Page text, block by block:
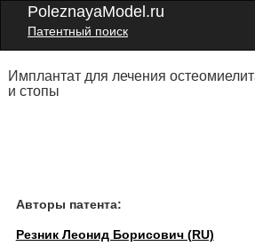
PoleznayaModel.ru
Патентный поиск
Имплантат для лечения
и стопы
Авторы патента:
Резник Леонид Борисович (RU)